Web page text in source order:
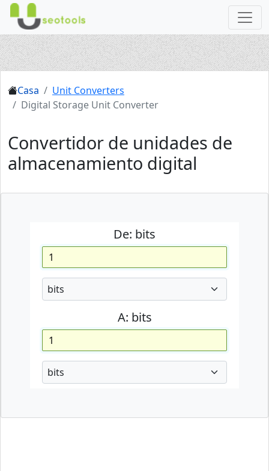
Casa
Unit Converters
Digital Storage Unit Converter
Convertidor de unidades de
almacenamiento digital
De: bits
A: bits